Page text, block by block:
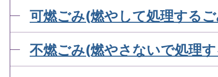
可燃ごみ(燃やして処理する
不燃ごみ(燃やさないで処理